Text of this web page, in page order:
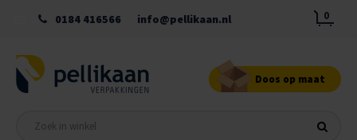
0184 416566 info@pellikaan.nl 0
Doos op maat